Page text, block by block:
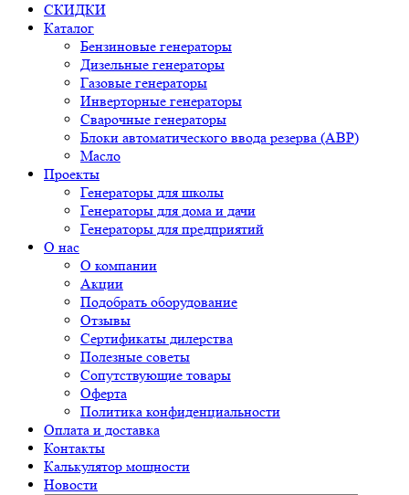
СКИДКИ
Каталог
Бензиновые генераторы
Дизельные генераторы
Газовые генераторы
Инверторные генераторы
Сварочные генераторы
Блоки автоматического ввода резерва (АВР)
Масло
Проекты
Генераторы для школы
Генераторы для дома и дачи
Генераторы для предприятий
О нас
О компании
Акции
Подобрать оборудование
Отзывы
Сертификаты дилерства
Полезные советы
Сопутствующие товары
Оферта
Политика конфиденциальности
Оплата и доставка
Контакты
Калькулятор мощности
Новости